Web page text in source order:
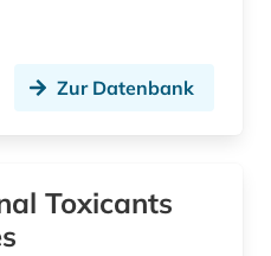
Zur Datenbank
Toxicants